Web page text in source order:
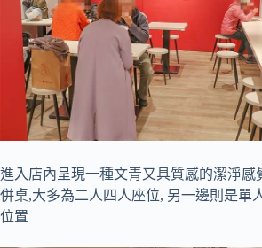
進入店內呈現一種文青又具質感的潔淨感
併桌,大多為二人四人座位, 另一邊則是單
位置